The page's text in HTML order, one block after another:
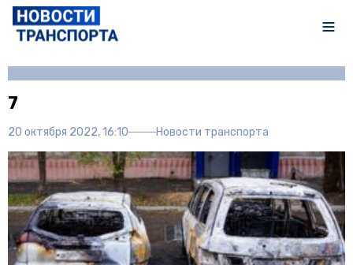
7
20 октября 2022, 16:10 Новости транспорта